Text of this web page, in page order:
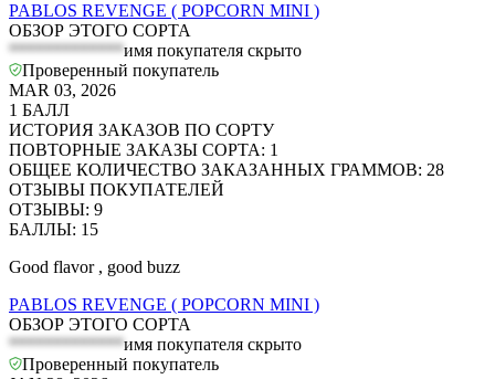
PABLOS REVENGE ( POPCORN MINI )
ОБЗОР ЭТОГО СОРТА
*************имя покупателя скрыто
Проверенный покупатель
MAR 03, 2026
1 БАЛЛ
ИСТОРИЯ ЗАКАЗОВ ПО СОРТУ
ПОВТОРНЫЕ ЗАКАЗЫ СОРТА: 1
ОБЩЕЕ КОЛИЧЕСТВО ЗАКАЗАННЫХ ГРАММОВ: 28
ОТЗЫВЫ ПОКУПАТЕЛЕЙ
ОТЗЫВЫ: 9
БАЛЛЫ: 15
Good flavor , good buzz
PABLOS REVENGE ( POPCORN MINI )
ОБЗОР ЭТОГО СОРТА
*************имя покупателя скрыто
Проверенный покупатель